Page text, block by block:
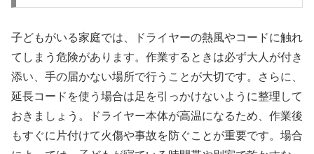
子どもがいる家庭では、ドライヤーの熱風やコードに触れ
てしまう危険があります。作業するときは必ず大人が付き
添い、手の届かない場所で行うことが大切です。さらに、
延長コードを使う場合は足を引っかけないように整理して
おきましょう。ドライヤー本体が高温になるため、作業後
もすぐに片付けて火傷や事故を防ぐことが重要です。場合